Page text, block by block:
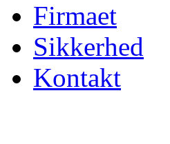
Firmaet
Sikkerhed
Kontakt